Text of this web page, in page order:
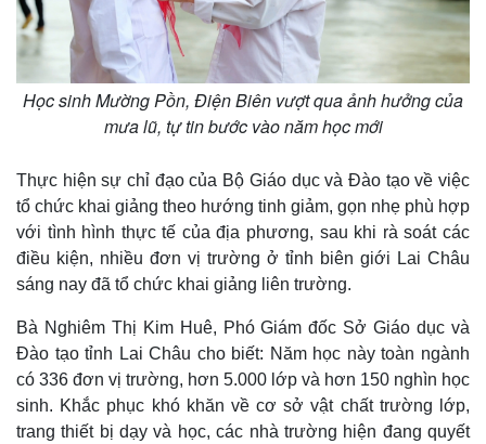
Pháp luật
Vụ án
Quân sự - Quốc phòng
Vũ khí
Học sinh Mường Pồn, Điện Biên vượt qua ảnh hưởng của
mưa lũ, tự tin bước vào năm học mới
Thực hiện sự chỉ đạo của Bộ Giáo dục và Đào tạo về việc
tổ chức khai giảng theo hướng tinh giảm, gọn nhẹ phù hợp
với tình hình thực tế của địa phương, sau khi rà soát các
điều kiện, nhiều đơn vị trường ở tỉnh biên giới Lai Châu
sáng nay đã tổ chức khai giảng liên trường.
Bà Nghiêm Thị Kim Huê, Phó Giám đốc Sở Giáo dục và
Đào tạo tỉnh Lai Châu cho biết: Năm học này toàn ngành
có 336 đơn vị trường, hơn 5.000 lớp và hơn 150 nghìn học
sinh. Khắc phục khó khăn về cơ sở vật chất trường lớp,
trang thiết bị dạy và học, các nhà trường hiện đang quyết